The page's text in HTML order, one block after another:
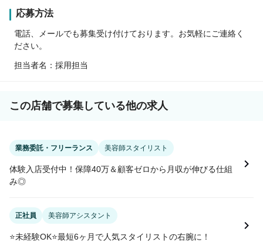
応募方法
電話、メールでも募集受け付けております。お気軽にご連絡く
ださい。
担当者名：採用担当
この店舗で募集している他の求人
業務委託・フリーランス 美容師スタイリスト
体験入店受付中！保障40万＆顧客ゼロから月収が伸びる仕組
み◎
正社員 美容師アシスタント
⭐️未経験OK⭐️最短6ヶ月で人気スタイリストの右腕に！